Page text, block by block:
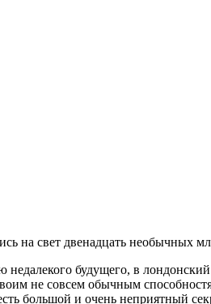
на свет двенадцать необычных
будущего, в
не совсем обычным
большой и очень неприятный